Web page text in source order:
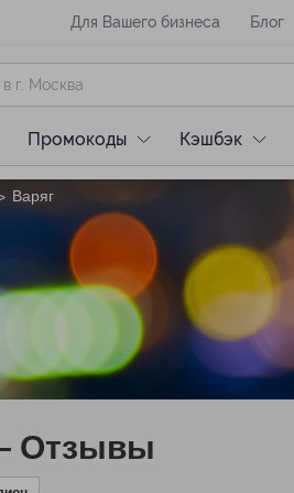
Для Вашего бизнеса Блог
Промокоды Кэшбэк
Варяг
Отзывы